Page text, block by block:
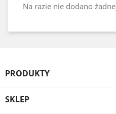
Na razie nie dodano
PRODUKTY
SKLEP